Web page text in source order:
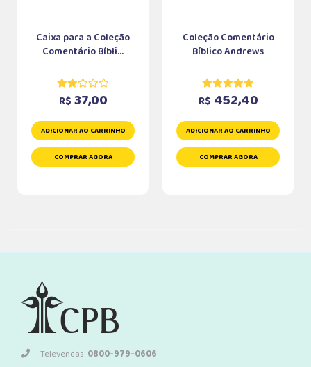
Caixa para a Coleção
Comentário Bíbli...
R$ 37,00
ADICIONAR AO CARRINHO
COMPRAR AGORA
Coleção Comentário
Bíblico Andrews
R$ 452,40
ADICIONAR AO CARRINHO
COMPRAR AGORA
Televendas:0800-979-0606